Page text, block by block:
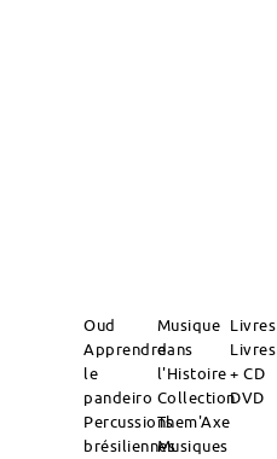
Oud
Apprendre
le
pandeiro
Percussions
brésiliennes
Musique
dans
l'Histoire
Collection
Them'Axe
Musiques
Livres
Livres
+ CD
DVD